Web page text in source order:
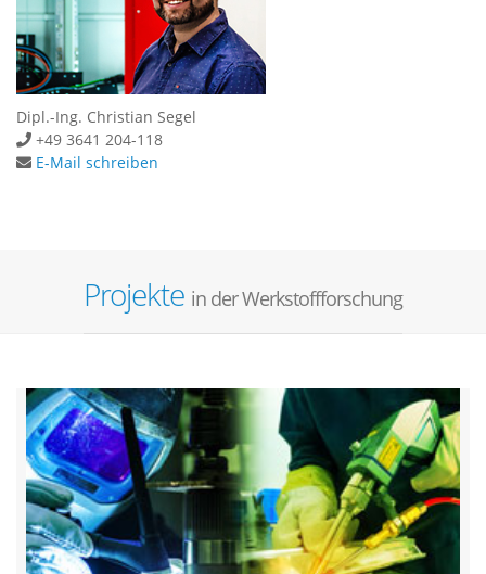
Dipl.-Ing. Christian Segel
+49 3641 204-118
E-Mail schreiben
Projekte in der Werkstoffforschung